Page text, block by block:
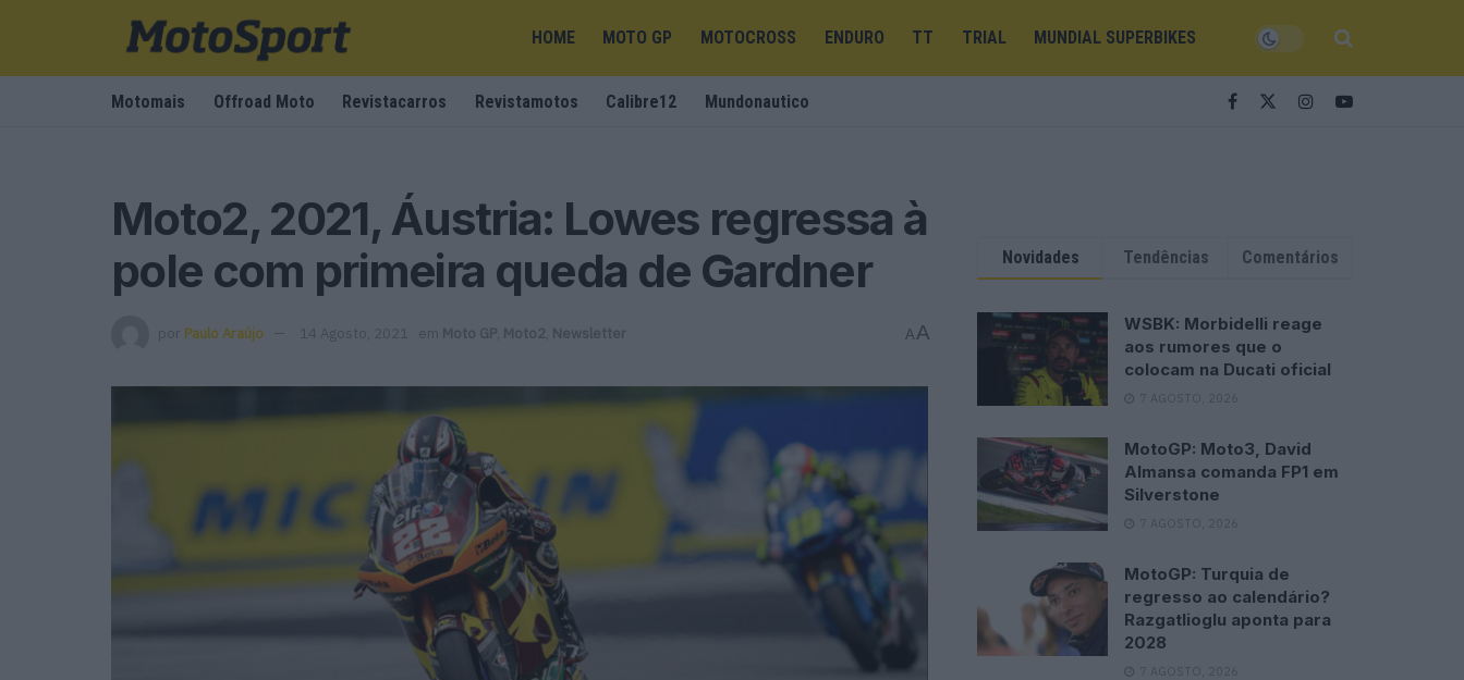
HOME MOTO GP MOTOCROSS ENDURO TT TRIAL MUNDIAL SUPERBIKES
Motomais Offroad Moto Revistacarros Revistamotos Calibre12 Mundonautico
Moto2, 2021, Áustria: Lowes regressa à
pole com primeira queda de Gardner
por Paulo Araújo 14 Agosto, 2021 em Moto GP Moto2 Newsletter AA
Novidades Tendências Comentários
WSBK: Morbidelli reage
aos rumores que o
colocam na Ducati oficial
7 AGOSTO, 2026
MotoGP: Moto3, David
Almansa comanda FP1 em
Silverstone
7 AGOSTO, 2026
MotoGP: Turquia de
regresso ao calendário?
Razgatlioglu aponta para
2028
7 AGOSTO, 2026